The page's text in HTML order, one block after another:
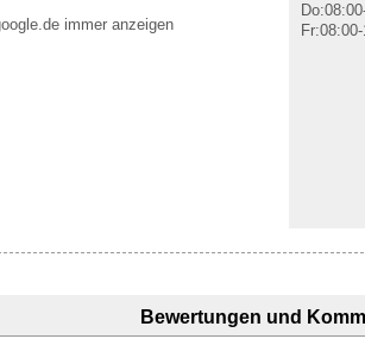
immer anzeigen
Bewertungen und